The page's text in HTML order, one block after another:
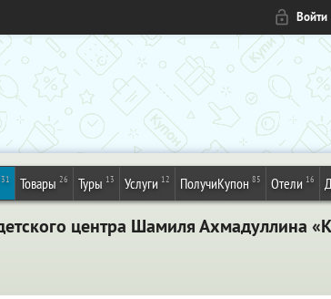
Войти
31 Товары 26 Туры 13 Услуги 12 ПолучиКупон 85 Отели 16
центра Шамиля Ахмадуллина